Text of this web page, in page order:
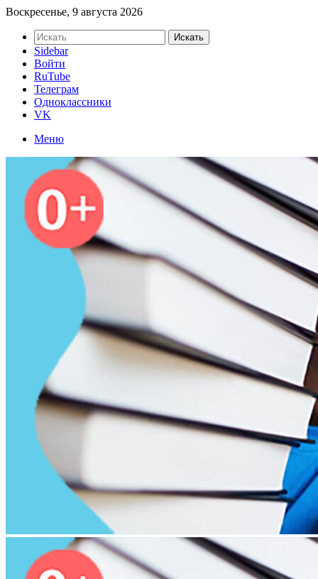
Воскресенье, 9 августа 2026
Искать
Sidebar
Войти
RuTube
Телеграм
Одноклассники
VK
Меню